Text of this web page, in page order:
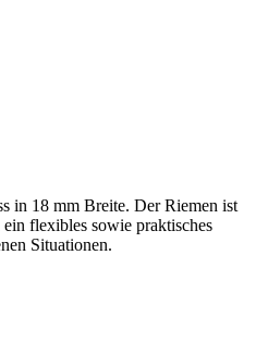
in 18 mm Breite. Der Riemen ist
flexibles sowie praktisches
Situationen.